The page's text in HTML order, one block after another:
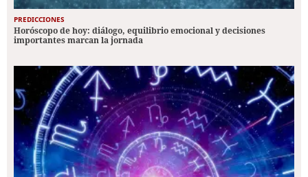
PREDICCIONES
Horóscopo de hoy: diálogo, equilibrio emocional y decisiones
importantes marcan la jornada